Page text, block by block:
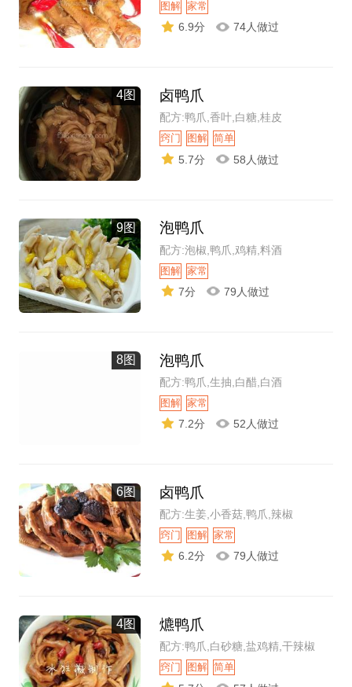
图解 家常
6.9分 74人做过
4图 卤鸭爪
配方:鸭爪,香叶,白糖,桂皮
窍门 图解 简单
5.7分 58人做过
9图 泡鸭爪
配方:泡椒,鸭爪,鸡精,料酒
图解 家常
7分 79人做过
8图 泡鸭爪
配方:鸭爪,生抽,白醋,白酒
图解 家常
7.2分 52人做过
6图 卤鸭爪
配方:生姜,小香菇,鸭爪,辣椒
窍门 图解 家常
6.2分 79人做过
4图 爊鸭爪
配方:鸭爪,白砂糖,盐鸡精,干辣椒
窍门 图解 简单